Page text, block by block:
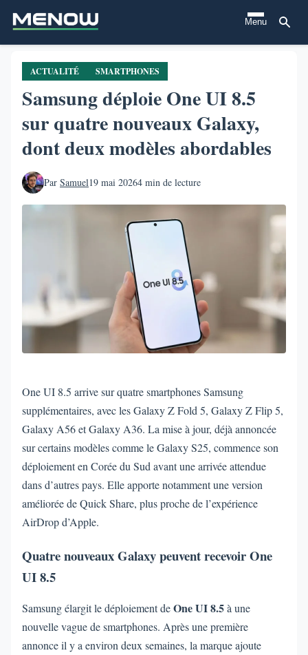
contenu
principal
Menu
ACTUALITÉ SMARTPHONES
Samsung déploie One UI 8.5
sur quatre nouveaux Galaxy,
dont deux modèles abordables
Par Samuel19 mai 20264 min de lecture
One UI 8.5 arrive sur quatre smartphones Samsung
supplémentaires, avec les Galaxy Z Fold 5, Galaxy Z Flip 5,
Galaxy A56 et Galaxy A36. La mise à jour, déjà annoncée
sur certains modèles comme le Galaxy S25, commence son
déploiement en Corée du Sud avant une arrivée attendue
dans d’autres pays. Elle apporte notamment une version
améliorée de Quick Share, plus proche de l’expérience
AirDrop d’Apple.
Quatre nouveaux Galaxy peuvent recevoir One
UI 8.5
Samsung élargit le déploiement deOne UI 8.5à une
nouvelle vague de smartphones. Après une première
annonce il y a environ deux semaines, la marque ajoute